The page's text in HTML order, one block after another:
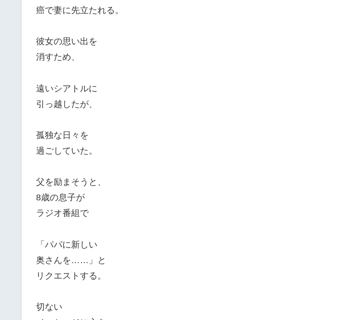
癌で妻に先立たれる。
彼女の思い出を
消すため、
遠いシアトルに
引っ越したが、
孤独な日々を
過ごしていた。
父を励まそうと、
8歳の息子が
ラジオ番組で
「パパに新しい
奥さんを……」と
リクエストする。
切ない